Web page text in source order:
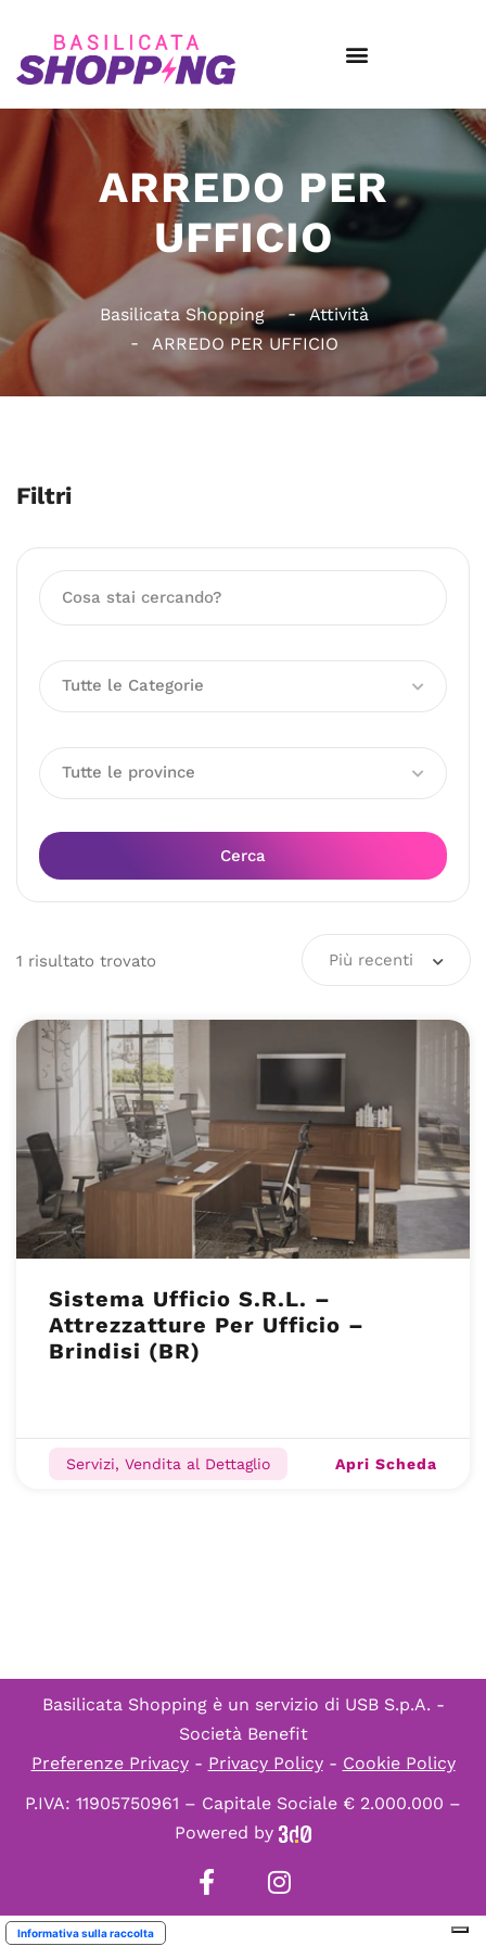
ARREDO PER
UFFICIO
Basilicata Shopping
Attività
ARREDO PER UFFICIO
Filtri
Tutte le Categorie
Tutte le province
Cerca
1 risultato trovato Più recenti
Sistema Ufficio S.R.L. –
Attrezzatture Per Ufficio –
Brindisi (BR)
Servizi, Vendita al Dettaglio Apri Scheda
Basilicata Shopping è un servizio di USB S.p.A. -
Società Benefit
Preferenze Privacy- Privacy Policy- Cookie Policy
P.IVA: 11905750961 – Capitale Sociale € 2.000.000 –
Powered by
Informativa sulla raccolta